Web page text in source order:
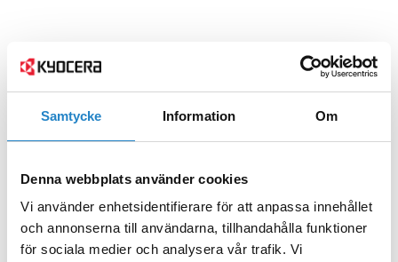
Samtycke Information Om
Denna webbplats använder cookies
Vi använder enhetsidentifierare för att anpassa innehållet
och annonserna till användarna, tillhandahålla funktioner
för sociala medier och analysera vår trafik. Vi